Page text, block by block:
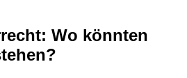
Wo könnten